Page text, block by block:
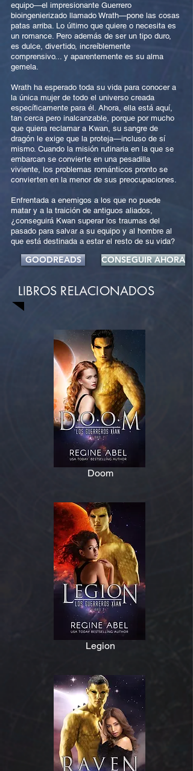
equipo—el impresionante Guerrero
bioingenierizado llamado Wrath—pone las cosas
patas arriba. Lo último que quiere o necesita es
un romance. Pero además de ser un tipo duro,
es dulce, divertido, increíblemente
comprensivo... y aparentemente es su alma
gemela.
Wrath ha esperado toda su vida para conocer a
la única mujer de todo el universo creada
específicamente para él. Ahora, ella está aquí,
tan cerca pero inalcanzable, porque por mucho
que quiera reclamar a Kwan, su sangre de
dragón le exige que la proteja—incluso de sí
mismo. Cuando la misión rutinaria en la que se
embarcan se convierte en una pesadilla
viviente, los problemas románticos pronto se
convierten en la menor de sus preocupaciones.
Enfrentada a enemigos a los que no puede
matar y a la traición de antiguos aliados,
¿conseguirá Kwan superar los traumas del
pasado para salvar a su equipo y al hombre al
que está destinada a estar el resto de su vida?
GOODREADS CONSEGUIR AHORA
LIBROS RELACIONADOS
Doom
Legion